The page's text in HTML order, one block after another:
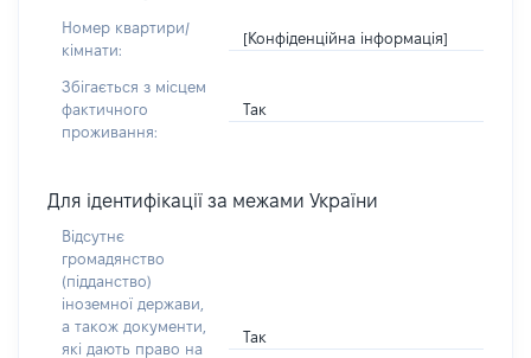
Номер квартири/
кімнати:
[Конфіденційна інформація]
Збігається з місцем
фактичного
проживання:
Так
Для ідентифікації за межами України
Відсутнє
громадянство
(підданство)
іноземної держави,
а також документи,
які дають право на
Так